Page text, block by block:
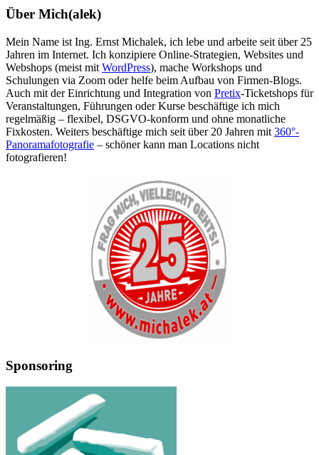
Über Mich(alek)
Mein Name ist Ing. Ernst Michalek, ich lebe und arbeite seit über 25
Jahren im Internet. Ich konzipiere Online-Strategien, Websites und
Webshops (meist mit WordPress), mache Workshops und
Schulungen via Zoom oder helfe beim Aufbau von Firmen-Blogs.
Auch mit der Einrichtung und Integration von Pretix-Ticketshops für
Veranstaltungen, Führungen oder Kurse beschäftige ich mich
regelmäßig – flexibel, DSGVO-konform und ohne monatliche
Fixkosten. Weiters beschäftige mich seit über 20 Jahren mit 360°-
Panoramafotografie – schöner kann man Locations nicht
fotografieren!
Sponsoring